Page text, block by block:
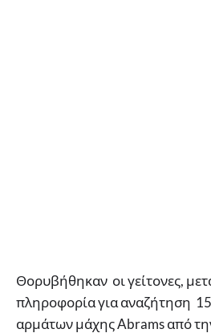
Θορυβήθηκαν οι γείτονες,
πληροφορία για αναζήτηση
αρμάτων μάχης Abrams από